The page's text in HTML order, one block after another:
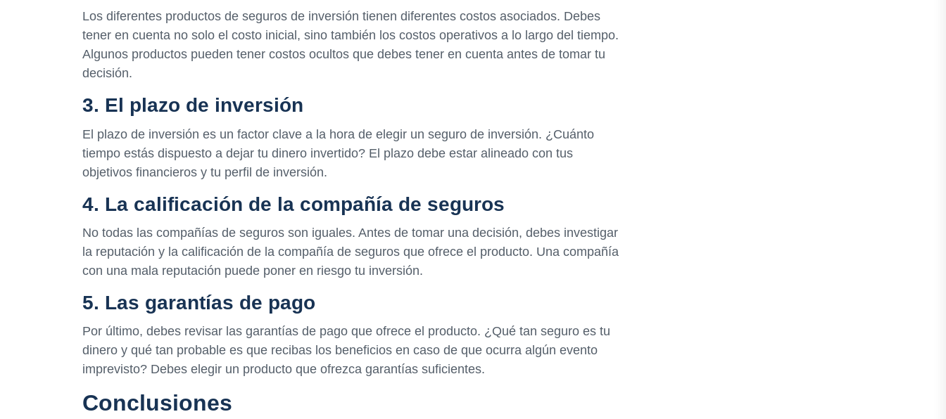
Los diferentes productos de seguros de inversión tienen diferentes costos asociados. Debes
tener en cuenta no solo el costo inicial, sino también los costos operativos a lo largo del tiempo.
Algunos productos pueden tener costos ocultos que debes tener en cuenta antes de tomar tu
decisión.
3. El plazo de inversión
El plazo de inversión es un factor clave a la hora de elegir un seguro de inversión. ¿Cuánto
tiempo estás dispuesto a dejar tu dinero invertido? El plazo debe estar alineado con tus
objetivos financieros y tu perfil de inversión.
4. La calificación de la compañía de seguros
No todas las compañías de seguros son iguales. Antes de tomar una decisión, debes investigar
la reputación y la calificación de la compañía de seguros que ofrece el producto. Una compañía
con una mala reputación puede poner en riesgo tu inversión.
5. Las garantías de pago
Por último, debes revisar las garantías de pago que ofrece el producto. ¿Qué tan seguro es tu
dinero y qué tan probable es que recibas los beneficios en caso de que ocurra algún evento
imprevisto? Debes elegir un producto que ofrezca garantías suficientes.
Conclusiones